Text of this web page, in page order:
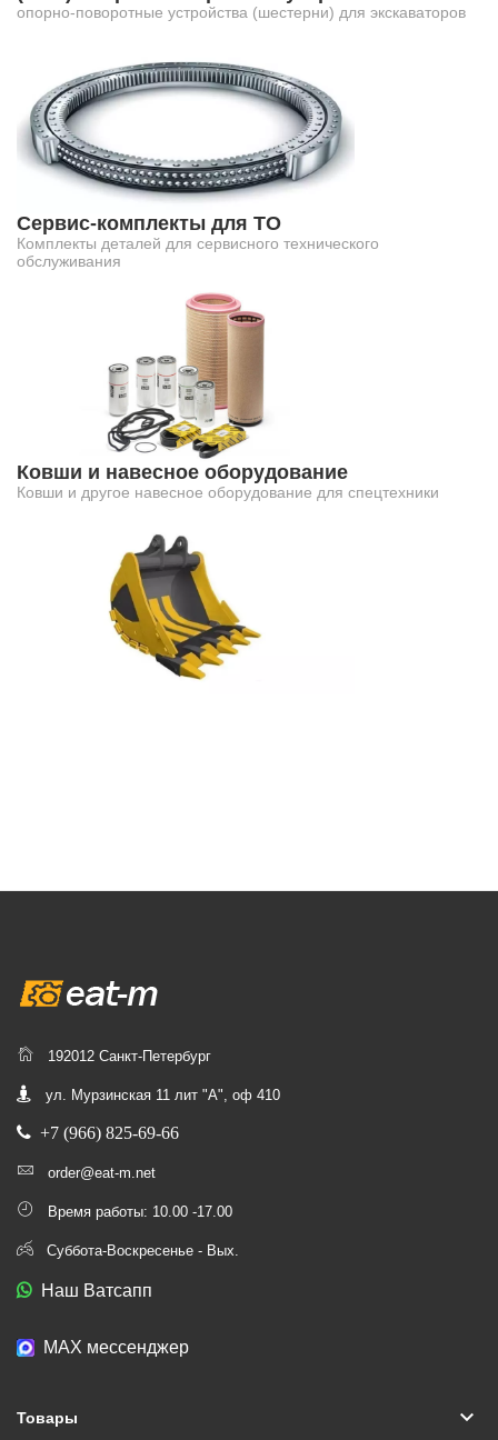
опорно-поворотные устройства (шестерни) для экскаваторов
Сервис-комплекты для ТО
Комплекты деталей для сервисного технического
обслуживания
Ковши и навесное оборудование
Ковши и другое навесное оборудование для спецтехники
192012 Санкт-Петербург
ул. Мурзинская 11 лит "А", оф 410
+7 (966) 825-69-66
order@eat-m.net
Время работы: 10.00 -17.00
Суббота-Воскресенье - Вых.
Наш Ватсапп
МАХ мессенджер
Товары keyboard_arrow_down